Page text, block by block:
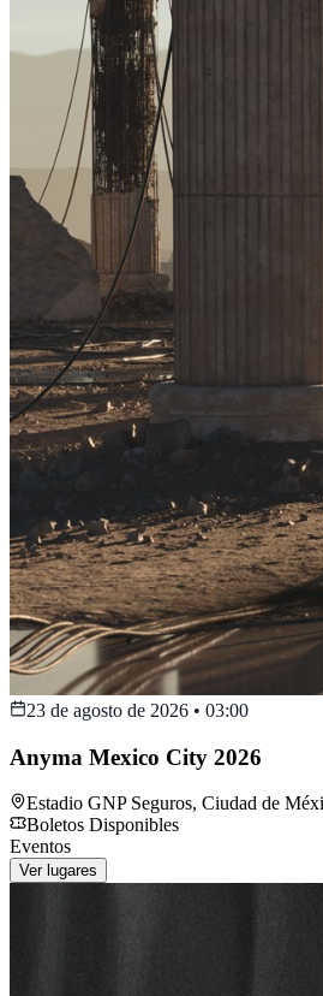
23 de agosto de 2026 • 03:00
Anyma Mexico City 2026
Estadio GNP Seguros, Ciudad de
Boletos Disponibles
Eventos
Ver lugares